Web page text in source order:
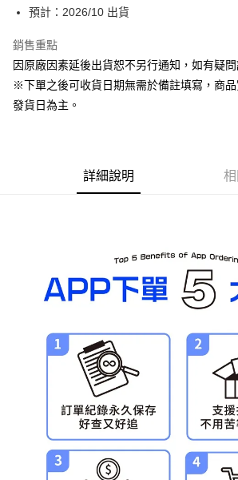
ATM付款
運送方式
預購-全家取貨付款(舊)
預購-7-11取貨付款(舊)
每筆NT$90，滿NT$3,000(含以上)免運費
預購-宅配(舊)
每筆NT$120，滿NT$3,000(含以上)免運費
預購-宅配(離島)(舊)
每筆NT$160，滿NT$3,000(含以上)免運費
東海門市自取，需自備購物袋取貨唷。
預計：2026/10 出貨
銷售重點
因原廠因素延後出貨恕不另行通知，如有疑問
※下單之後可收貨日期無需於備註填寫，商
發貨日為主。
詳細說明